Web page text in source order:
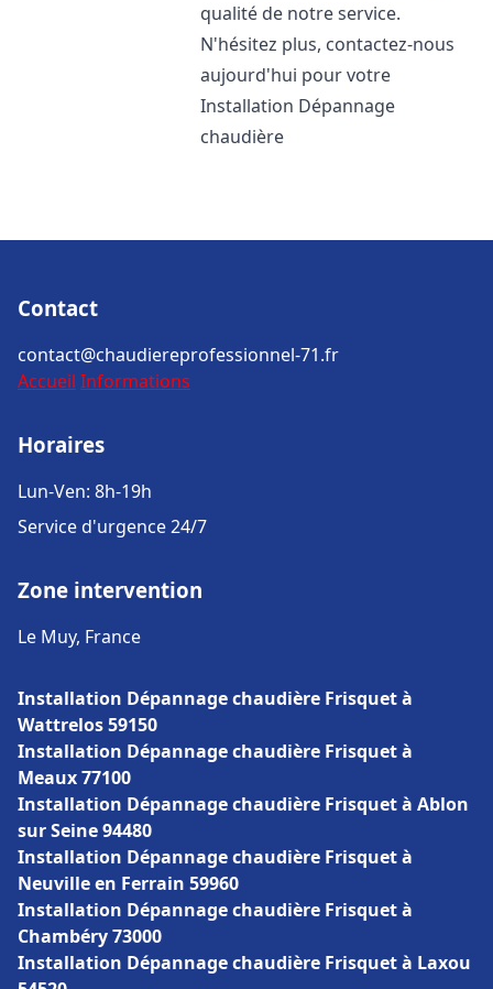
qualité de notre service.
N'hésitez plus, contactez-nous
aujourd'hui pour votre
Installation Dépannage
chaudière
Contact
contact@chaudiereprofessionnel-71.fr
Accueil Informations
Horaires
Lun-Ven: 8h-19h
Service d'urgence 24/7
Zone intervention
Le Muy, France
Installation Dépannage chaudière Frisquet à
Wattrelos 59150
Installation Dépannage chaudière Frisquet à
Meaux 77100
Installation Dépannage chaudière Frisquet à Ablon
sur Seine 94480
Installation Dépannage chaudière Frisquet à
Neuville en Ferrain 59960
Installation Dépannage chaudière Frisquet à
Chambéry 73000
Installation Dépannage chaudière Frisquet à Laxou